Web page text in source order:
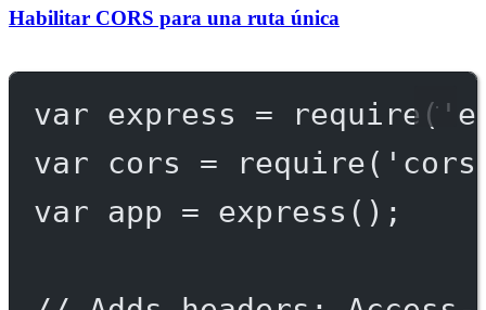
Habilitar CORS para una ruta única
var express = require (
var cors = require(
var app = express ();